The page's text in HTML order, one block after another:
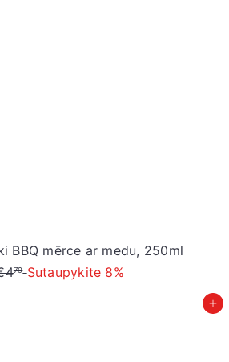
BBQ mērce ar medu, 250ml
79 Sutaupykite 8%
Pievienot grozam